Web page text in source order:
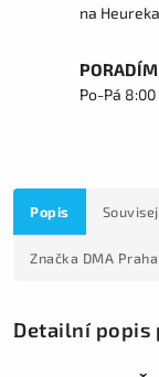
na
Po-Pá 8:00
Popis
Značka DMA Praha
Detailní popis